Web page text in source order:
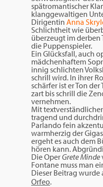
spätromantischer
klanggewaltigen
Dirigentin Anna
Schlichtheit wie
überzeugt im derben
die Puppenspieler.
Ein Glücksfall, auch
mädchenhaftem
innig schlichten
schrill wird. In ihrer
schärfer ist er Ton der
zart bis schrill die
vernehmen.
Mit
tragend und
Parlando fein
warmherzig der
ergeht es auch dem
hören kann.
Die OperGrete Minde
Fontane muss man
Dieser Beitrag wurde
Orfeo.